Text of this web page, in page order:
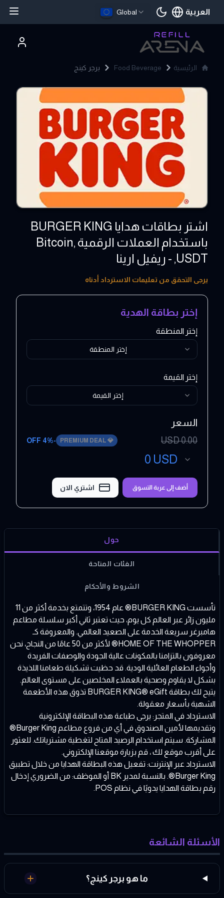
Global العربية
اللغة الحالية
الرئيسية Food Beverage برجر كينج
اشتر بطاقات هدايا BURGER KING
باستخدام العملات الرقمية ,Bitcoin
,USDT - ريفيل ارينا
5 - 1000 USD
يرجى التحقق من تعليمات الاسترداد أدناه
إختر بطاقة الهدية
إختر المنطقة
إختر المنطقة
إختر القيمة
إختر القيمة
السعر
0.00
USD
💎
PREMIUM DEAL
-
4% OFF
0 USD
أضف إلى عربة التسوق اشتري الان
حول
الفئات المتاحة
الشروط والأحكام
تأسست BURGER KING® عام 1954، وتتمتع بخدمة أكثر من 11
مليون زائر عبر العالم كل يوم، حيث تعتبر ثاني أكبر سلسلة مطاعم
هامبرغر سريعة الخدمة على الصعيد العالمي. والمعروفة كـ
HOME OF THE WHOPPER® لأكثر من 50 عامًا من النجاح، نحن
معروفون بالتزامنا بالمكونات عالية الجودة والوصفات الفريدة
وأجواء الطعام العائلية الودية. قد حظيت تشكيلة طعامنا اللذيذة
بشكل لا يقاوم وصحية بالعملاء المخلصين على مستوى العالم.
يتيح لك بطاقة BURGER KING® eGift تذوق هذه الأطعمة
الشهية بأسعار معقولة.
الاسترداد في المتجر: يرجى طباعة هذه البطاقة الإلكترونية
وتقديمها لأمين الصندوق في أي من فروع مطاعم Burger King®
المشاركة. سيتم استخدام الرصيد المتاح لتغطية مشترياتك. للعثور
على أقرب موقع لك ، قم بزيارة موقعنا الإلكتروني.
الاسترداد عبر الإنترنت: تفعيل هذه البطاقة الهدايا من خلال تطبيق
Burger King®. بالنسبة لمدير BK أو الموظف: من الضروري إدخال
رقم بطاقة الهدايا يدويًا في نظام POS.
الأسئلة الشائعة
ما هو برجر كينج؟